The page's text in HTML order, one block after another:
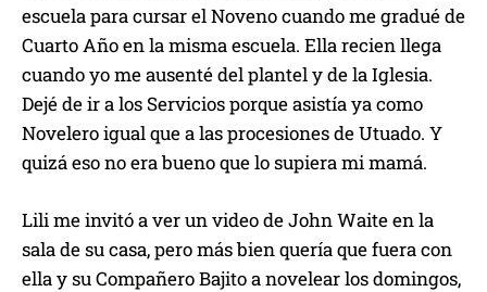
escuela para cursar el Noveno cuando me gradué de
Cuarto Año en la misma escuela. Ella recien llega
cuando yo me ausenté del plantel y de la Iglesia.
Dejé de ir a los Servicios porque asistía ya como
Novelero igual que a las procesiones de Utuado. Y
quizá eso no era bueno que lo supiera mi mamá.
Lili me invitó a ver un video de John Waite en la
sala de su casa, pero más bien quería que fuera con
ella y su Compañero Bajito a novelear los domingos,